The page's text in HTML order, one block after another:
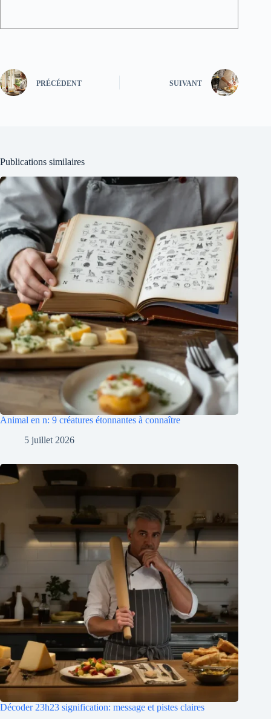
PRÉCÉDENT SUIVANT
Publications similaires
Animal en n: 9 créatures étonnantes à connaître
5 juillet 2026
Décoder 23h23 signification: message et pistes claires